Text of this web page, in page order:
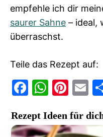
empfehle ich dir
saurer Sahne – ideal,
überraschst.
Teile das Rezept auf:
F
c
W
at
Pi
er
E
ai
Rezept Ideen für